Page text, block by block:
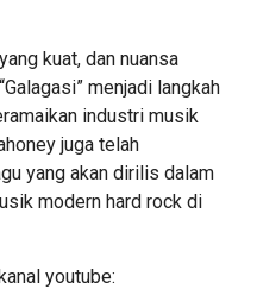
kuat, dan nuansa
menjadi langkah
industri musik
juga telah
yang akan dirilis dalam
modern hard rock di
youtube: